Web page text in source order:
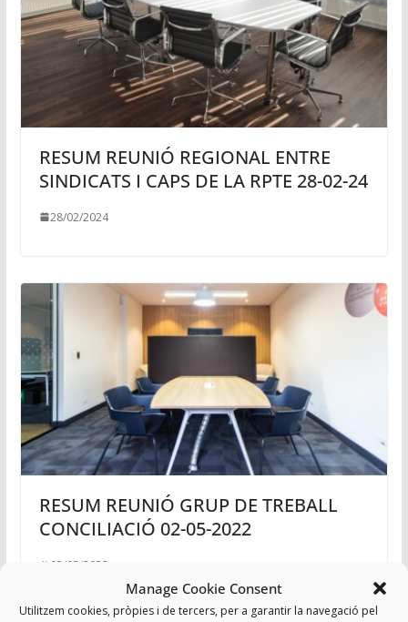
Manage Cookie Consent
Utilitzem cookies, pròpies i de tercers, per a garantir la navegació pel
RESUM REUNIÓ REGIONAL ENTRE
SINDICATS I CAPS DE LA RPTE 28-02-24
28/02/2024
RESUM REUNIÓ GRUP DE TREBALL
CONCILIACIÓ 02-05-2022
03/05/2022